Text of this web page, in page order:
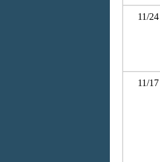
11/24
11/17